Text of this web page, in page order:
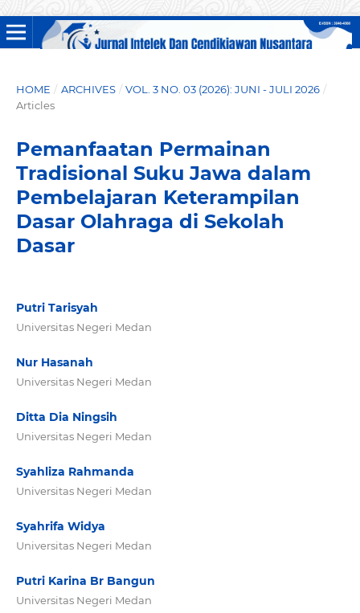
HOME / ARCHIVES / VOL. 3 NO. 03 (2026): JUNI - JULI 2026 /
Articles
Pemanfaatan Permainan
Tradisional Suku Jawa dalam
Pembelajaran Keterampilan
Dasar Olahraga di Sekolah
Dasar
Putri Tarisyah
Universitas Negeri Medan
Nur Hasanah
Universitas Negeri Medan
Ditta Dia Ningsih
Universitas Negeri Medan
Syahliza Rahmanda
Universitas Negeri Medan
Syahrifa Widya
Universitas Negeri Medan
Putri Karina Br Bangun
Universitas Negeri Medan